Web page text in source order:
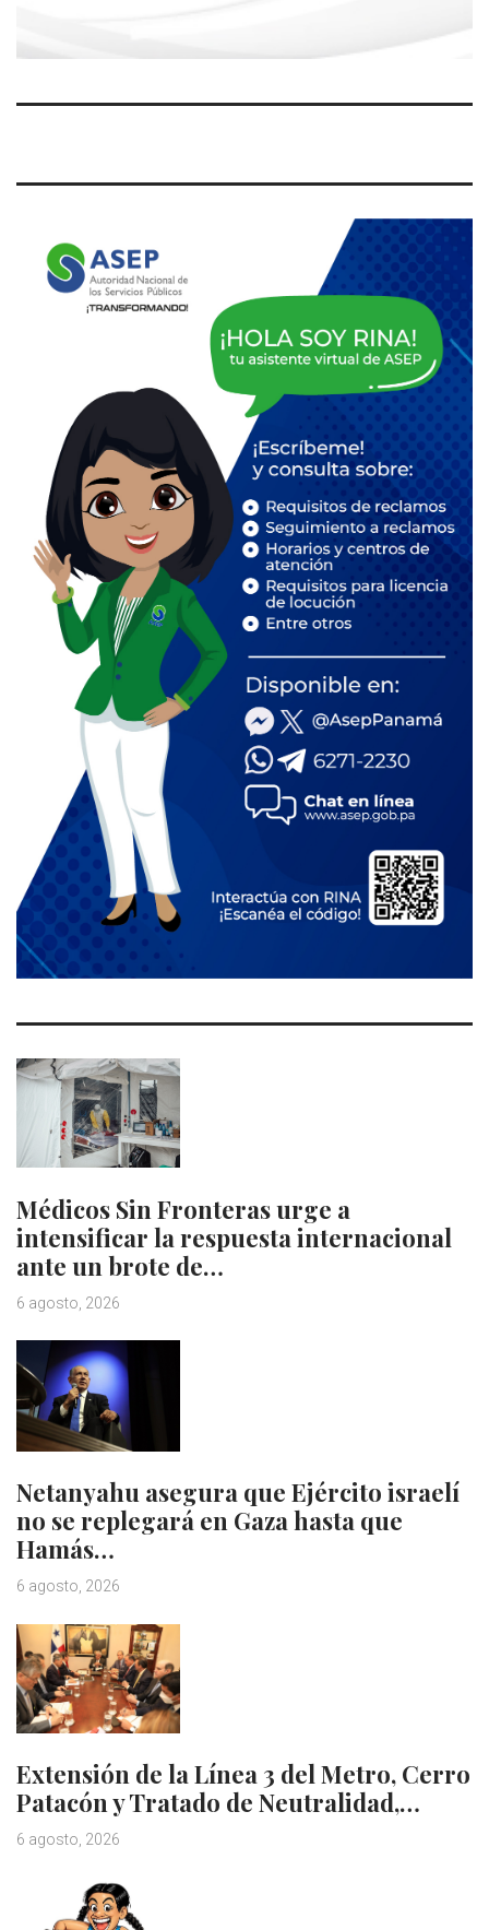
Médicos Sin Fronteras urge a
intensificar la respuesta internacional
ante un brote de…
6 agosto, 2026
Netanyahu asegura que Ejército israelí
no se replegará en Gaza hasta que
Hamás…
6 agosto, 2026
Extensión de la Línea 3 del Metro, Cerro
Patacón y Tratado de Neutralidad,…
6 agosto, 2026